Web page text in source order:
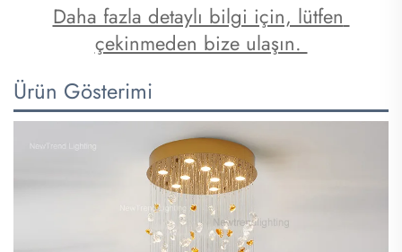
Daha fazla detaylı bilgi için, lütfen
çekinmeden bize ulaşın.
Ürün Gösterimi